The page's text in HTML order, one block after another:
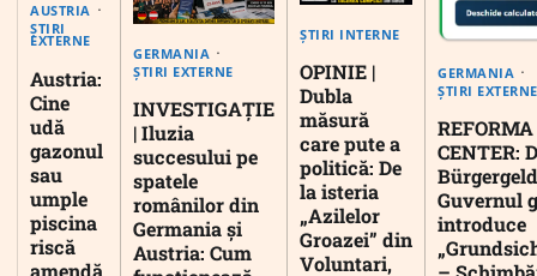
AUSTRIA
ȘTIRI
EXTERNE
Austria:
Cine
udă
gazonul
sau
umple
piscina
riscă
amendă
GERMANIA
ȘTIRI EXTERNE
INVESTIGAȚIE
| Iluzia
succesului pe
spatele
românilor din
Germania și
Austria: Cum
ȘTIRI INTERNE
OPINIE |
Dubla
măsură
care pute a
politică: De
la isteria
„Azilelor
Groazei” din
Voluntari,
GERMANIA
ȘTIRI EXTERNE
CENTER:
Guvernul
introduce